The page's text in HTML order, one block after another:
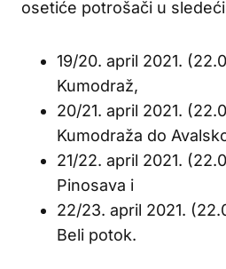
osetiće potrošači u
19/20. april 2021.
Kumodraž,
20/21. april 2021.
Kumodraža do
21/22. april 2021.
Pinosava i
22/23. april 2021.
Beli potok.